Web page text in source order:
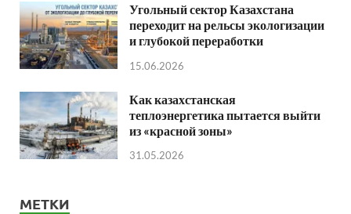
Угольный сектор Казахстана
переходит на рельсы экологизации
и глубокой переработки
15.06.2026
Как казахстанская
теплоэнергетика пытается выйти
из «красной зоны»
31.05.2026
МЕТКИ